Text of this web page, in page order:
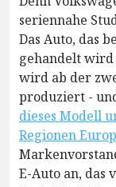
seriennahe
Das Auto, das
gehandelt
wird ab der
produziert -
dieses Modell
Regionen
E-Auto an, das